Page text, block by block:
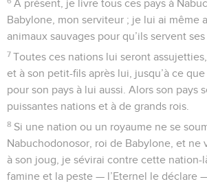
A présent, je livre tous ces pays à
Babylone, mon serviteur ; je lui ai même
animaux sauvages pour qu’ils servent ses
7 Toutes ces nations lui seront assujetties,
et à son petit-fils après lui, jusqu’à ce
pour son pays à lui aussi. Alors son pays
puissantes nations et à de grands rois.
8 Si une nation ou un royaume ne se
Nabuchodonosor, roi de Babylone, et ne
à son joug, je sévirai contre cette nation-
famine et la peste — l’Eternel le déclare